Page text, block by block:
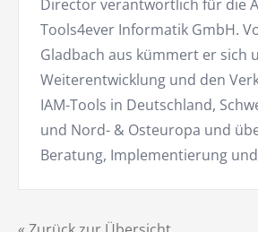
Director verantwortlich für die
Tools4ever Informatik GmbH.
Gladbach aus kümmert er sich
Weiterentwicklung und den
IAM-Tools in Deutschland,
und Nord- & Osteuropa und
Beratung, Implementierung